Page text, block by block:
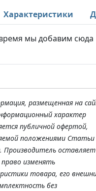
Характеристики
мы добавим сюда
размещенная на
характер
публичной офертой,
положениями Статьи
Производитель оставляет
право изменять
товара, его
без